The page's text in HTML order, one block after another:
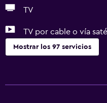
TV
TV por cable o vía
Mostrar los 97 servicios
Unidad accesible para